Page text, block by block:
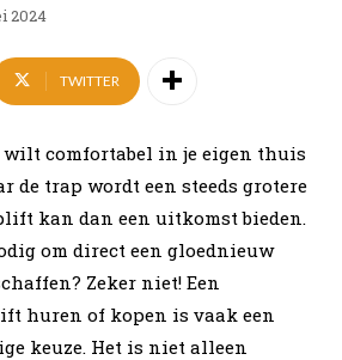
2024
TWITTER
wilt comfortabel in je eigen thuis
de trap wordt een steeds grotere
kan dan een uitkomst bieden.
om direct een gloednieuw
Zeker niet! Een
huren of kopen is vaak een
keuze. Het is niet alleen